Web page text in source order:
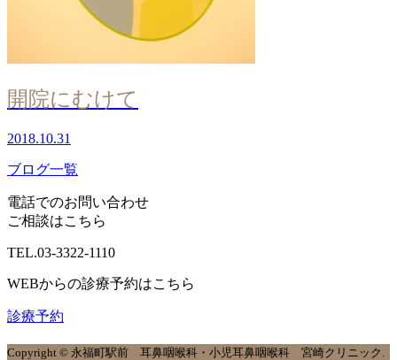
開院にむけて
2018.10.31
ブログ一覧
電話でのお問い合わせ
ご相談はこちら
TEL.03-3322-1110
WEBからの診療予約はこちら
診療予約
Copyright © 永福町駅前 耳鼻咽喉科・小児耳鼻咽喉科 宮崎クリニック.